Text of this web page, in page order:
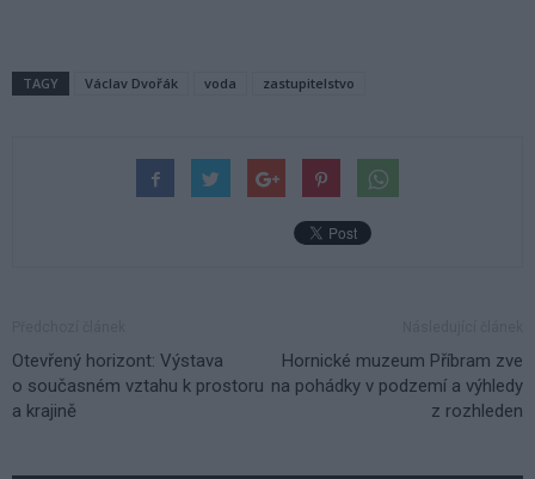
TAGY Václav Dvořák voda zastupitelstvo
Otevřený horizont: Výstava
o současném vztahu k prostoru
a krajině
Hornické muzeum Příbram zve
na pohádky v podzemí a výhledy
z rozhleden